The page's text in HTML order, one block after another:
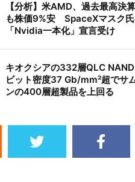
【分析】米AMD、過去最高決
も株価9%安 SpaceXマスク
「Nvidia一本化」宣言受け
キオクシアの332層QLC NAND
ビット密度37 Gb/mm²超でサ
ンの400層超製品を上回る